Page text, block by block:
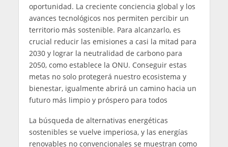
oportunidad. La creciente conciencia global y los
avances tecnológicos nos permiten percibir un
territorio más sostenible. Para alcanzarlo, es
crucial reducir las emisiones a casi la mitad para
2030 y lograr la neutralidad de carbono para
2050, como establece la ONU. Conseguir estas
metas no solo protegerá nuestro ecosistema y
bienestar, igualmente abrirá un camino hacia un
futuro más limpio y próspero para todos
La búsqueda de alternativas energéticas
sostenibles se vuelve imperiosa, y las energías
renovables no convencionales se muestran como